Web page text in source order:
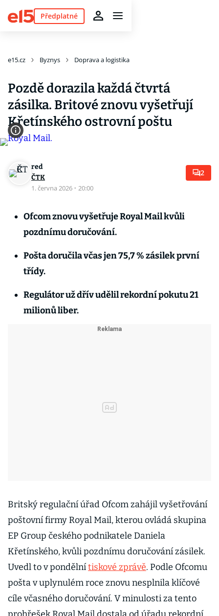
Předplatné
e15.cz Byznys Doprava a logistika
Pozdě dorazila každá čtvrtá
zásilka. Britové znovu vyšetřují
Křetínského ostrovní poštu
red
ČTK
1. června 2026 · 20:00
2
Ofcom znovu vyšetřuje Royal Mail kvůli
pozdnímu doručování.
Pošta doručila včas jen 75,7 % zásilek první
třídy.
Regulátor už dřív udělil rekordní pokutu 21
milionů liber.
Britský regulační úřad Ofcom zahájil vyšetřování
poštovní firmy Royal Mail, kterou ovládá skupina
EP Group českého podnikatele Daniela
Křetínského, kvůli pozdnímu doručování zásilek.
Uvedl to v pondělnítiskové zprávě. Podle Ofcomu
pošta v uplynulém roce znovu nesplnila klíčové
cíle včasného doručování. V minulosti za tento